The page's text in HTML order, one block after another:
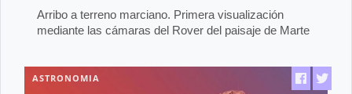
Arribo a terreno marciano. Primera visualización
mediante las cámaras del Rover del paisaje de Marte
ASTRONOMIA